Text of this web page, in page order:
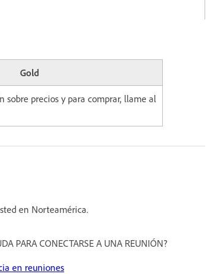
Gold
sobre precios y para comprar, llame al
en Norteamérica.
PARA CONECTARSE A UNA REUNIÓN?
en reuniones